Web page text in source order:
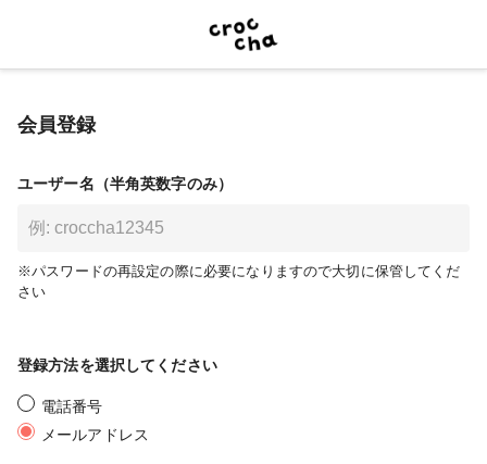
会員登録
ユーザー名（半角英数字のみ）
※パスワードの再設定の際に必要になりますので大切に保管してくだ
さい
登録方法を選択してください
電話番号
メールアドレス